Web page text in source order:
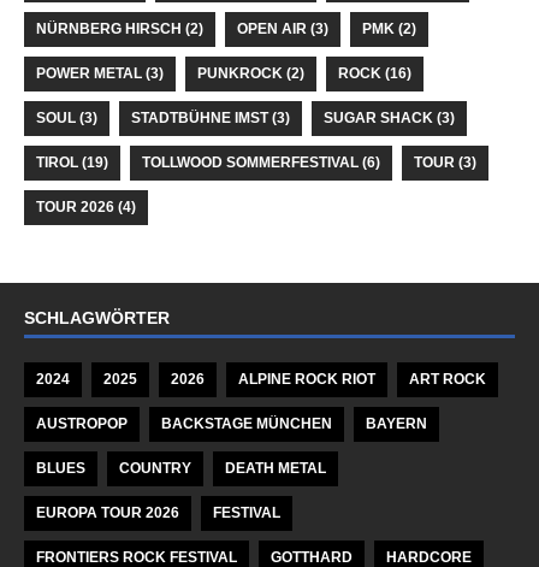
NÜRNBERG HIRSCH (2) OPEN AIR (3) PMK (2)
POWER METAL (3) PUNKROCK (2) ROCK (16)
SOUL (3) STADTBÜHNE IMST(3) SUGAR SHACK (3)
TIROL (19) TOLLWOOD SOMMERFESTIVAL (6) TOUR (3)
TOUR 2026 (4)
SCHLAGWÖRTER
2024 2025 2026 ALPINE ROCK RIOT ART ROCK
AUSTROPOP BACKSTAGE MÜNCHEN BAYERN
BLUES COUNTRY DEATH METAL
EUROPA TOUR 2026 FESTIVAL
FRONTIERS ROCK FESTIVAL GOTTHARD HARDCORE